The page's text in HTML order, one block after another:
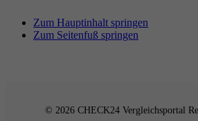
Zum Hauptinhalt springen
Zum Seitenfuß springen
© 2026 CHECK24 Vergleichsportal